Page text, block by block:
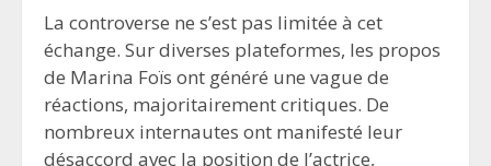
La controverse ne s’est pas limitée à cet
échange. Sur diverses plateformes, les propos
de Marina Foïs ont généré une vague de
réactions, majoritairement critiques. De
nombreux internautes ont manifesté leur
désaccord avec la position de l’actrice,